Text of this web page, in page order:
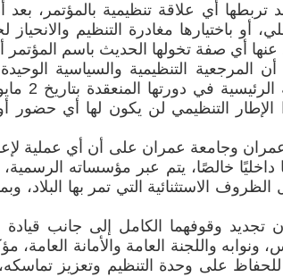
أي علاقة تنظيمية بالمؤتمر،
أو باختيارها مغادرة التنظيم
المرجعية التنظيمية والسياسية
الإطار التنظيمي لن يكون لها أي
وجامعة عمران على أن أي عملية
داخليًا خالصًا، يتم عبر مؤسساته
الاستثنائية التي تمر بها البلاد،
تجديد وقوفهما الكامل إلى جانب قيادة
ونوابه واللجنة العامة والأمانة
للحفاظ على وحدة التنظيم وتعزيز